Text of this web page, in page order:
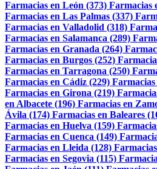
Farmacias en León (373) Farmacias
Farmacias en Las Palmas (337)
Farmacias en Valladolid (318)
Farmacias en Salamanca (289)
Farmacias en Granada (264)
Farmacias en Burgos (252)
Farmacias en Tarragona (250)
Farmacias en Cádiz (229) Farmacias
Farmacias en Girona (219)
en Albacete (196) Farmacias en
Ávila (174) Farmacias en Baleares
Farmacias en Huelva (159)
Farmacias en Cuenca (149)
Farmacias en Lleida (128)
Farmacias en Segovia (115)